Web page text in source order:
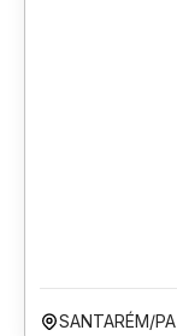
SANTARÉM/PA